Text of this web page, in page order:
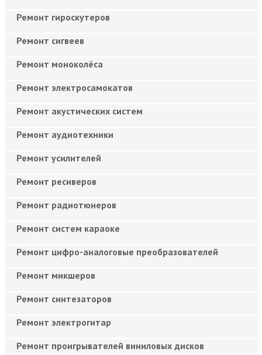
Ремонт гироскутеров
Ремонт сигвеев
Ремонт моноколёса
Ремонт электросамокатов
Ремонт акустических систем
Ремонт аудиотехники
Ремонт усилителей
Ремонт ресиверов
Ремонт радиотюнеров
Ремонт систем караоке
Ремонт цифро-аналоговые преобразователей
Ремонт микшеров
Ремонт синтезаторов
Ремонт электрогитар
Ремонт проигрывателей виниловых дисков